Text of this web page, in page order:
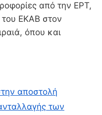
από την ΕΡΤ,
ΕΚΑΒ στον
όπου και
αποστολή
των